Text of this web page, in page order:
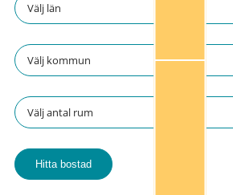
Välj län
Välj kommun
Välj antal rum